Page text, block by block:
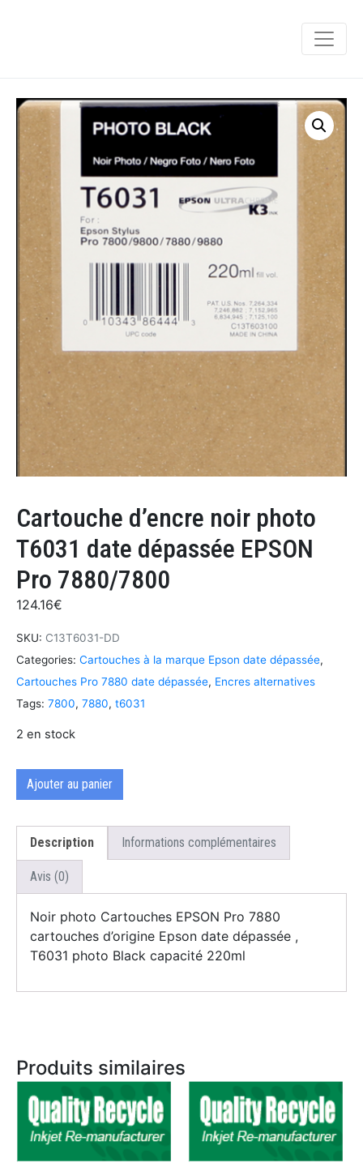
Cartouche d’encre noir photo
T6031 date dépassée EPSON
Pro 7880/7800
124.16€
SKU: C13T6031-DD
Categories: Cartouches à la marque Epson date dépassée,
Cartouches Pro 7880 date dépassée, Encres alternatives
Tags: 7800, 7880, t6031
2 en stock
Ajouter au panier
Description Informations complémentaires
Avis (0)
Noir photo Cartouches EPSON Pro 7880
cartouches d’origine Epson date dépassée ,
T6031 photo Black capacité 220ml
Produits similaires